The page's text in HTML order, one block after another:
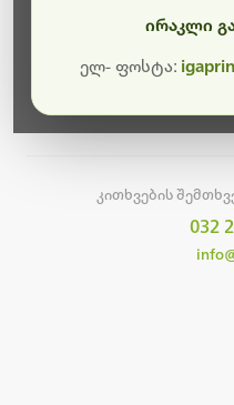
კითხვების
032
ირაკლი
ელ- ფოსტა: